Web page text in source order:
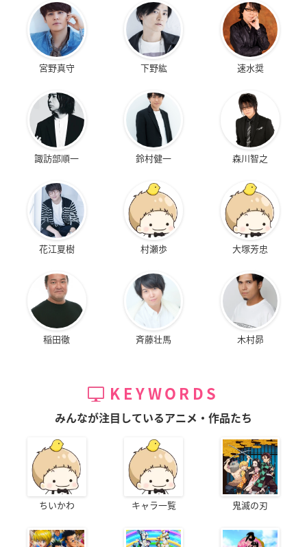
宮野真守 下野紘 速水奨
諏訪部順一 鈴村健一 森川智之
花江夏樹 村瀬歩 大塚芳忠
稲田徹 斉藤壮馬 木村昴
KEYWORDS
みんなが注目しているアニメ・作品たち
ちいかわ キャラ一覧 鬼滅の刃